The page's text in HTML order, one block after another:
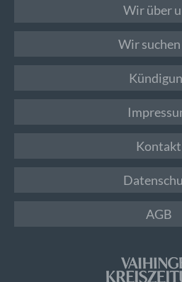
Wir über
Wir suchen
Kontakt
AGB